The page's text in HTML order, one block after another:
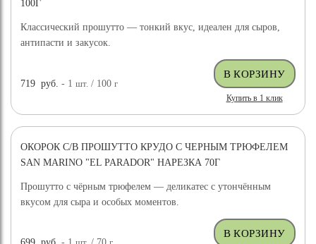
100Г
Классический прошутто — тонкий вкус, идеален для сыров,
антипасти и закусок.
719 руб. - 1шт. / 100г
Купить в 1 клик
ОКОРОК С/В ПРОШУТТО КРУДО С ЧЕРНЫМ ТРЮФЕЛЕМ
SAN MARINO "EL PARADOR" НАРЕЗКА 70Г
Прошутто с чёрным трюфелем — деликатес с утончённым
вкусом для сыра и особых моментов.